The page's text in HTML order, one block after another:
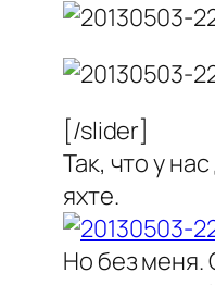
[/slider]
Так, что у
яхте.
Но без меня.